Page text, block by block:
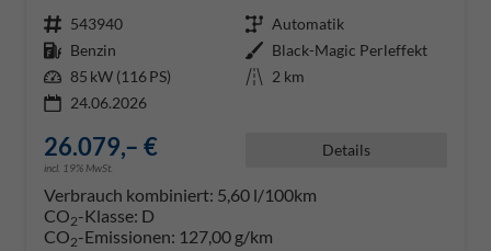
Fahrzeugnr. 543940 Getriebe Automatik
Kraftstoff Benzin Außenfarbe Black-Magic Perleffekt
Leistung 85 kW (116 PS) Kilometerstand 2 km
24.06.2026
26.079,– €
incl. 19% MwSt.
Details
Verbrauch kombiniert: 5,60 l/100km
CO2-Klasse: D
CO2-Emissionen: 127,00 g/km